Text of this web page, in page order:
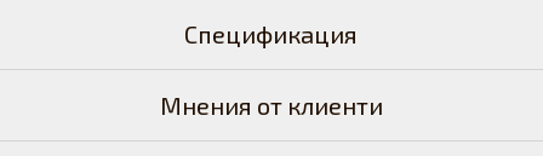
Спецификация
Мнения от клиенти